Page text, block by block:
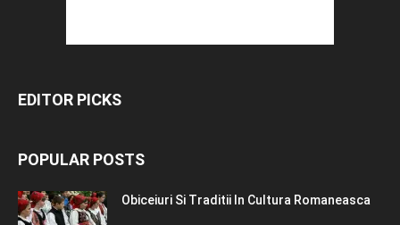
EDITOR PICKS
POPULAR POSTS
Obiceiuri Si Traditii In Cultura Romaneasca